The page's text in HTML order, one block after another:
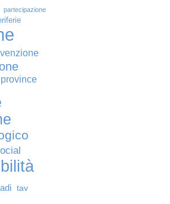
partecipazione
province
tav